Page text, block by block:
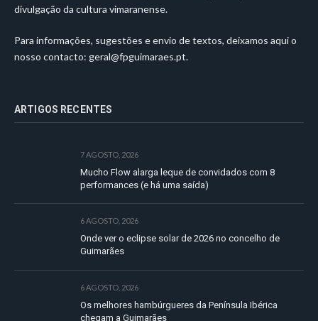
divulgação da cultura vimaranense.
Para informações, sugestões e envio de textos, deixamos aqui o
nosso contacto: geral@fpguimaraes.pt.
ARTIGOS RECENTES
7 AGOSTO, 2026
Mucho Flow alarga leque de convidados com 8
performances (e há uma saída)
6 AGOSTO, 2026
Onde ver o eclipse solar de 2026 no concelho de
Guimarães
6 AGOSTO, 2026
Os melhores hambúrgueres da Península Ibérica
chegam a Guimarães